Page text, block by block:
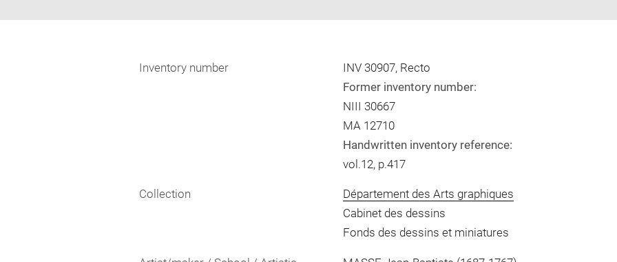
Inventory number
INV 30907, Recto
Former inventory number:
NIII 30667
MA 12710
Handwritten inventory reference:
vol.12, p.417
Collection
Département des Arts graphiques
Cabinet des dessins
Fonds des dessins et miniatures